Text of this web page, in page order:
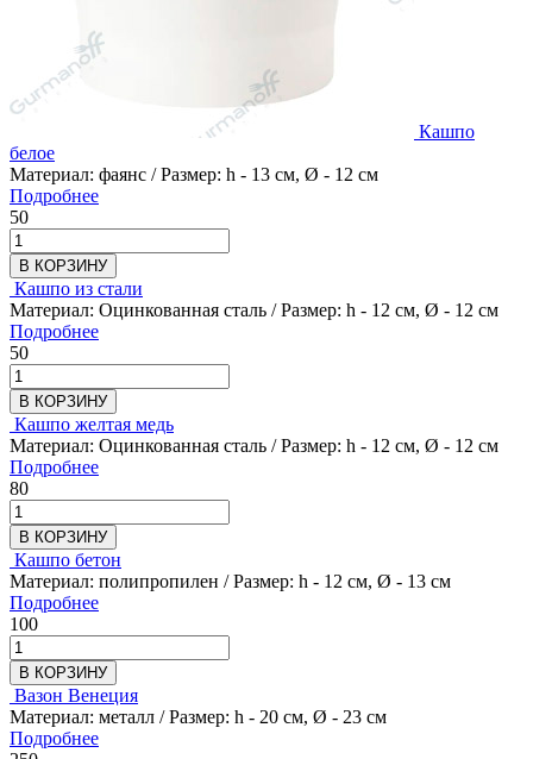
Кашпо
белое
Материал: фаянс / Размер: h - 13 см, Ø - 12 см
Подробнее
50
В КОРЗИНУ
Кашпо из стали
Материал: Оцинкованная сталь / Размер: h - 12 см, Ø - 12 см
Подробнее
50
В КОРЗИНУ
Кашпо желтая медь
Материал: Оцинкованная сталь / Размер: h - 12 см, Ø - 12 см
Подробнее
80
В КОРЗИНУ
Кашпо бетон
Материал: полипропилен / Размер: h - 12 см, Ø - 13 см
Подробнее
100
В КОРЗИНУ
Вазон Венеция
Материал: металл / Размер: h - 20 см, Ø - 23 см
Подробнее